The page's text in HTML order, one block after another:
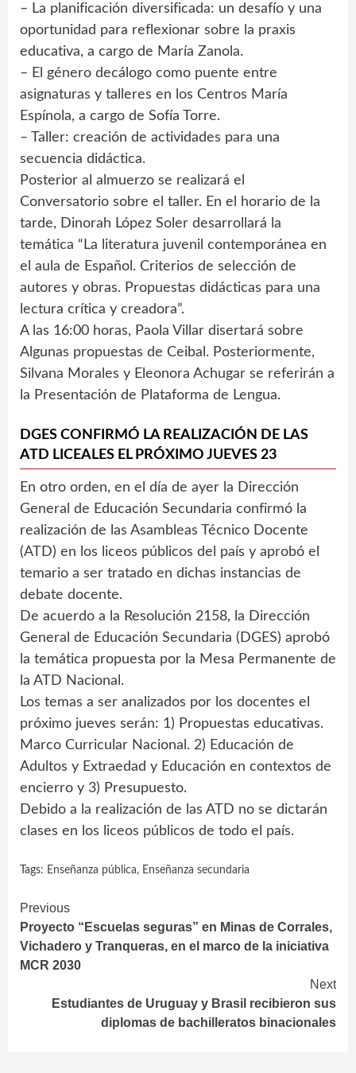
– La planificación diversificada: un desafío y una
oportunidad para reflexionar sobre la praxis
educativa, a cargo de María Zanola.
– El género decálogo como puente entre
asignaturas y talleres en los Centros María
Espínola, a cargo de Sofía Torre.
– Taller: creación de actividades para una
secuencia didáctica.
Posterior al almuerzo se realizará el
Conversatorio sobre el taller. En el horario de la
tarde, Dinorah López Soler desarrollará la
temática “La literatura juvenil contemporánea en
el aula de Español. Criterios de selección de
autores y obras. Propuestas didácticas para una
lectura crítica y creadora”.
A las 16:00 horas, Paola Villar disertará sobre
Algunas propuestas de Ceibal. Posteriormente,
Silvana Morales y Eleonora Achugar se referirán a
la Presentación de Plataforma de Lengua.
DGES CONFIRMÓ LA REALIZACIÓN DE LAS
ATD LICEALES EL PRÓXIMO JUEVES 23
En otro orden, en el día de ayer la Dirección
General de Educación Secundaria confirmó la
realización de las Asambleas Técnico Docente
(ATD) en los liceos públicos del país y aprobó el
temario a ser tratado en dichas instancias de
debate docente.
De acuerdo a la Resolución 2158, la Dirección
General de Educación Secundaria (DGES) aprobó
la temática propuesta por la Mesa Permanente de
la ATD Nacional.
Los temas a ser analizados por los docentes el
próximo jueves serán: 1) Propuestas educativas.
Marco Curricular Nacional. 2) Educación de
Adultos y Extraedad y Educación en contextos de
encierro y 3) Presupuesto.
Debido a la realización de las ATD no se dictarán
clases en los liceos públicos de todo el país.
Tags: Enseñanza pública, Enseñanza secundaria
Continue
Reading
Previous
Proyecto “Escuelas seguras” en Minas de Corrales,
Vichadero y Tranqueras, en el marco de la iniciativa
MCR 2030
Next
Estudiantes de Uruguay y Brasil recibieron sus
diplomas de bachilleratos binacionales